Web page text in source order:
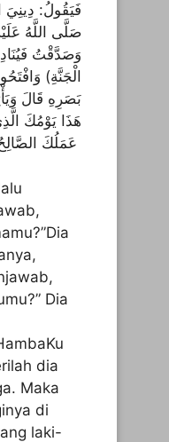
فَيَقُولُ: دِينِيَ
صَلَّى اللَّهُ
وَصَدَّقْتُ
الْجَنَّةِ)
بَصَرِهِ قَالَ
هَذَا يَوْمُكَ
Dia
dia
Maka
di
laki-